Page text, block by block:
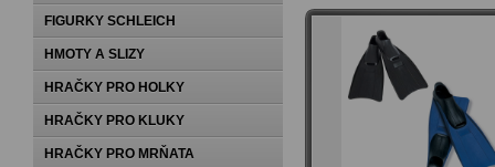
FIGURKY SCHLEICH
HMOTY A SLIZY
HRAČKY PRO HOLKY
HRAČKY PRO KLUKY
HRAČKY PRO MRŇATA